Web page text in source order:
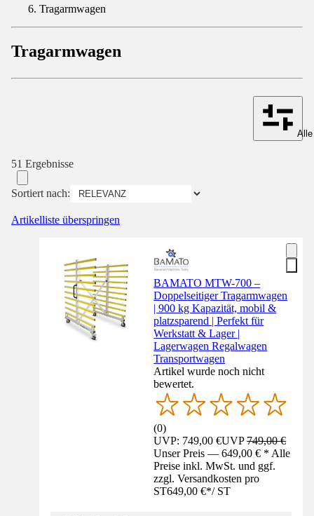
Tragarmwagen
Tragarmwagen
51 Ergebnisse
Sortiert nach:
Artikelliste überspringen
BAMATO MTW-700 –
Doppelseitiger Tragarmwagen
| 900 kg Kapazität, mobil &
platzsparend | Perfekt für
Werkstatt & Lager |
Lagerwagen Regalwagen
Transportwagen
Artikel wurde noch nicht
bewertet.
(0)
UVP: 749,00 €UVP749,00 €
Unser Preis — 649,00 € * Alle
Preise inkl. MwSt. und ggf.
zzgl. Versandkosten pro
ST649,00 €*/ ST